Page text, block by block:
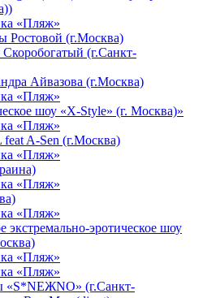
«Пляж»
Ростовой (г.Москва)
(г.Санкт-
Айвазова (г.Москва)
«Пляж»
шоу «X-Style» (г. Москва)»
«Пляж»
feat A-Sen (г.Москва)
«Пляж»
«Пляж»
«Пляж»
экстремально-эротическое шоу
«Пляж»
«Пляж»
«S*NEЖNO» (г.Санкт-